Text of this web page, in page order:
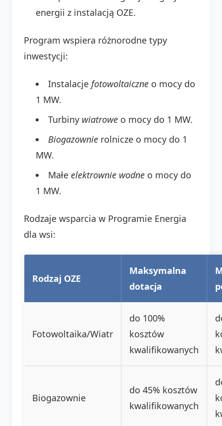
energii z instalacją OZE.
Program wspiera różnorodne typy
inwestycji:
Instalacje fotowoltaiczne o mocy do
1 MW.
Turbiny wiatrowe o mocy do 1 MW.
Biogazownie rolnicze o mocy do 1
MW.
Małe elektrownie wodne o mocy do
1 MW.
Rodzaje wsparcia w Programie Energia
dla wsi:
Rodzaj OZE
Maksymalna
dotacja
Fotowoltaika/Wiatr
do 100%
kosztów
kwalifikowanych
Biogazownie
do 45% kosztów
kwalifikowanych